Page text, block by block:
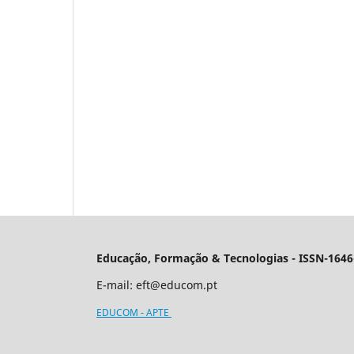
Educação, Formação & Tecnologias - ISSN-
E-mail: eft@educom.pt
EDUCOM - APTE